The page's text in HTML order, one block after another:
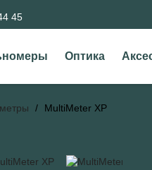
45
Оптика
MultiMeter XP